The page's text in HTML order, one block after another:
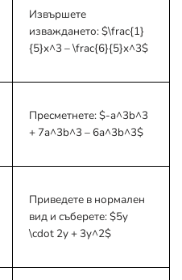
Извършете
изваждането:$\frac{1}
{5}x^3 – \frac{6}{5}x^3$
Пресметнете:$-a^3b^3
+ 7a^3b^3 – 6a^3b^3$
Приведете в нормален
вид и съберете:$5y
\cdot 2y + 3y^2$